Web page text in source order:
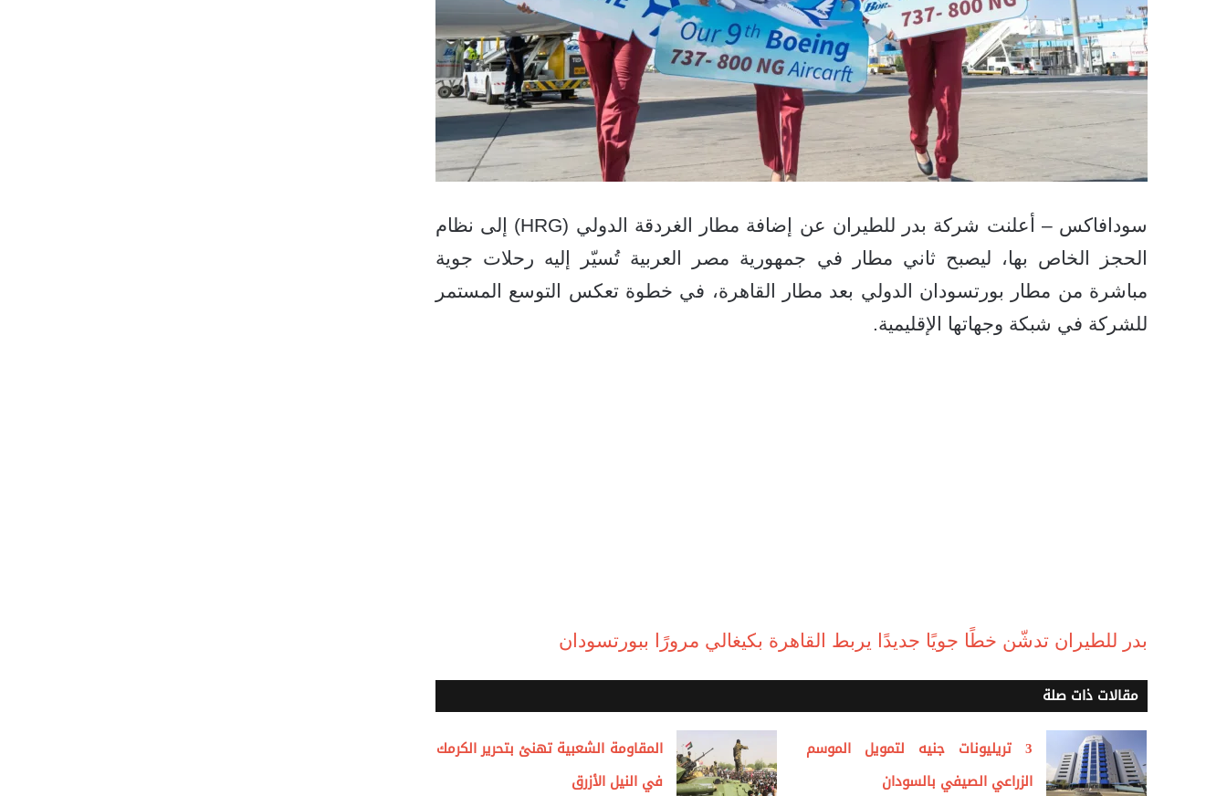
سودافاكس – أعلنت شركة بدر للطيران عن إضافة مطار الغردقة الدولي (HRG) إلى نظام
الحجز الخاص بها، ليصبح ثاني مطار في جمهورية مصر العربية تُسيّر إليه رحلات جوية
مباشرة من مطار بورتسودان الدولي بعد مطار القاهرة، في خطوة تعكس التوسع المستمر
للشركة في شبكة وجهاتها الإقليمية.
بدر للطيران تدشّن خطًا جويًا جديدًا يربط القاهرة بكيغالي مرورًا ببورتسودان
مقالات ذات صلة
3 تريليونات جنيه لتمويل الموسم
الزراعي الصيفي بالسودان
المقاومة الشعبية تهنئ بتحرير الكرمك
في النيل الأزرق